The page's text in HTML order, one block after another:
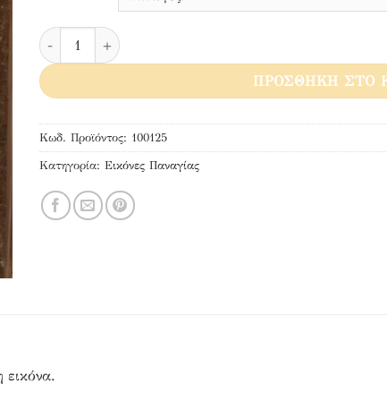
Παναγία Γερόντισσα ποσότητα
ΠΡΟΣΘΉΚΗ ΣΤΟ
Κωδ. Προϊόντος: 100125
Κατηγορία: Εικόνες Παναγίας
εικόνα.